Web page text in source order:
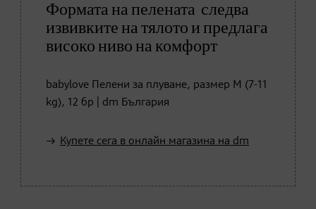
Формата на пелената следва
извивките на тялото и предлага
високо ниво на комфорт
babylove Пелени за плуване, размер М (7-11
kg), 12 бр | dm България
Купете сега в онлайн магазина на dm